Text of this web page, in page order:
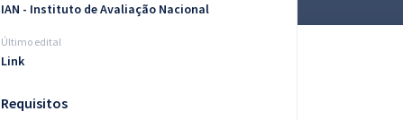
IAN - Instituto de Avaliação Nacional
Último edital
Link
Requisitos